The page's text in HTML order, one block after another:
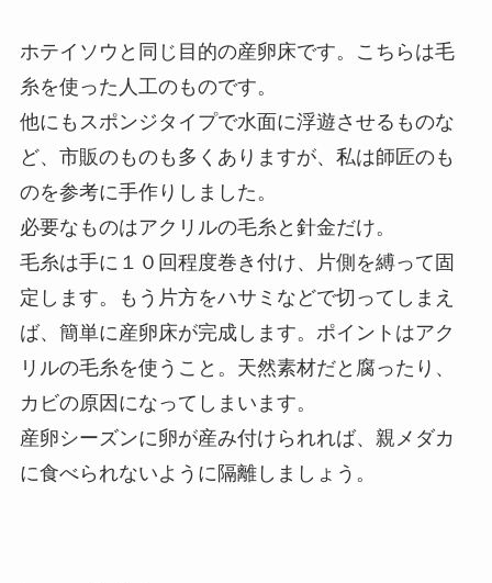
ホテイソウと同じ目的の産卵床です。こちらは毛
糸を使った人工のものです。
他にもスポンジタイプで水面に浮遊させるものな
ど、市販のものも多くありますが、私は師匠のも
のを参考に手作りしました。
必要なものはアクリルの毛糸と針金だけ。
毛糸は手に１０回程度巻き付け、片側を縛って固
定します。もう片方をハサミなどで切ってしまえ
ば、簡単に産卵床が完成します。ポイントはアク
リルの毛糸を使うこと。天然素材だと腐ったり、
カビの原因になってしまいます。
産卵シーズンに卵が産み付けられれば、親メダカ
に食べられないように隔離しましょう。